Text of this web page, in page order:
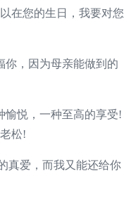
在您的生日，我要对您
你，因为母亲能做到的
愉悦，一种至高的享受!
松!
真爱，而我又能还给你